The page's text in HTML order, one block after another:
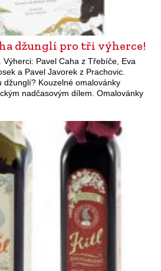
džunglí pro tři výherce!
Pavel Caha z Třebíče, Eva
a Pavel Javorek z Prachovic.
džunglí? Kouzelné omalovánky
nadčasovým dílem. Omalovánky